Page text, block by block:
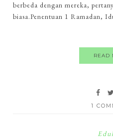
berbeda dengan mereka,
biasa.Penentuan 1 Ramadan,
READ
1